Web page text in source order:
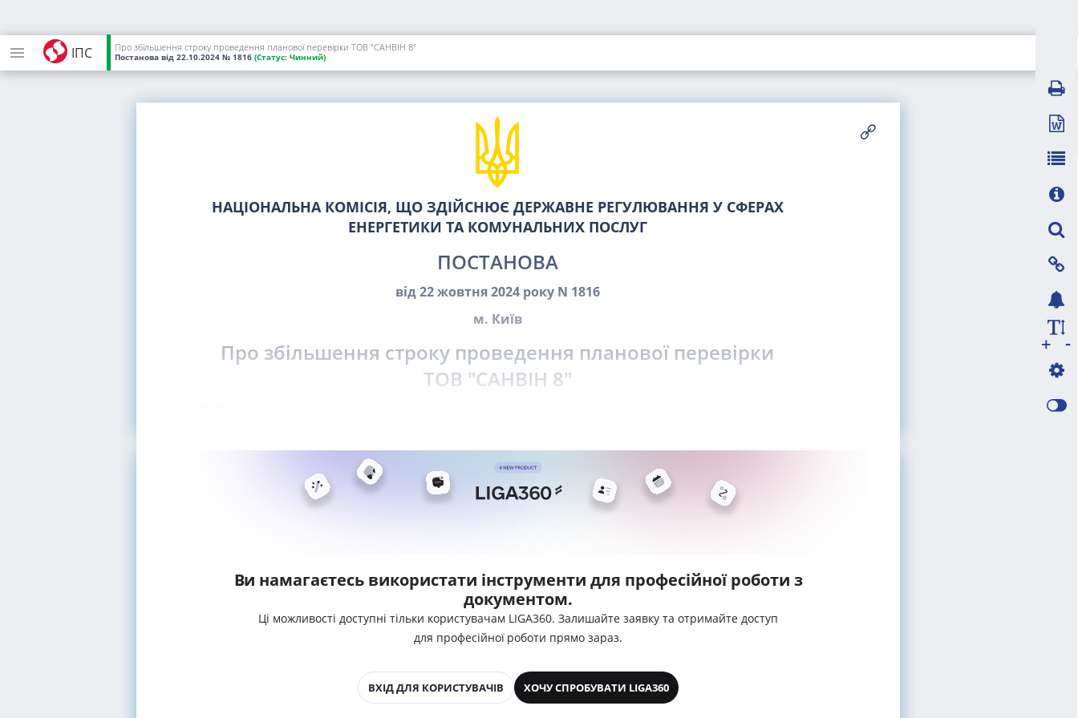
ІПС Про збільшення строку проведення планової перевірки ТОВ "САНВІН 8"
Постанова від 22.10.2024 № 1816 (Статус: Чинний)
НАЦІОНАЛЬНА КОМІСІЯ, ЩО ЗДІЙСНЮЄ ДЕРЖАВНЕ РЕГУЛЮВАННЯ У СФЕРАХ
ЕНЕРГЕТИКИ ТА КОМУНАЛЬНИХ ПОСЛУГ
ПОСТАНОВА
від 22 жовтня 2024 року N 1816
м. Київ
Про збільшення строку проведення планової перевірки
ТОВ "САНВІН 8"
Ви намагаєтесь використати інструменти для професійної роботи з
документом.
Ці можливості доступні тільки користувачам LIGA360. Залишайте заявку та отримайте доступ
для професійної роботи прямо зараз.
ВХІД ДЛЯ КОРИСТУВАЧІВ ХОЧУ СПРОБУВАТИ LIGA360
-
+